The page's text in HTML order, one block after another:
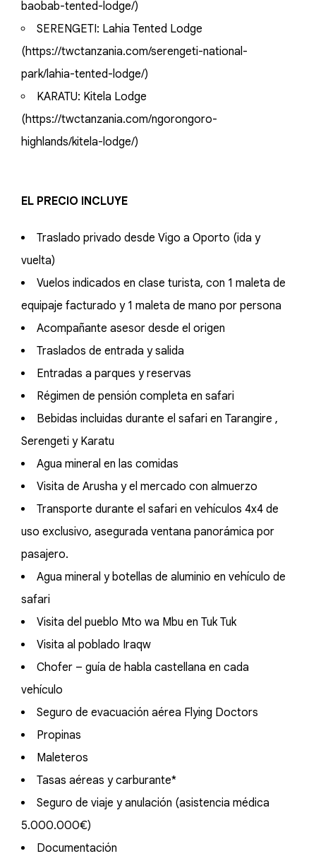
baobab-tented-lodge/)
SERENGETI: Lahia Tented Lodge
(https://twctanzania.com/serengeti-national-
park/lahia-tented-lodge/)
KARATU: Kitela Lodge
(https://twctanzania.com/ngorongoro-
highlands/kitela-lodge/)
EL PRECIO INCLUYE
Traslado privado desde Vigo a Oporto (ida y
vuelta)
Vuelos indicados en clase turista, con 1 maleta de
equipaje facturado y 1 maleta de mano por persona
Acompañante asesor desde el origen
Traslados de entrada y salida
Entradas a parques y reservas
Régimen de pensión completa en safari
Bebidas incluidas durante el safari en Tarangire ,
Serengeti y Karatu
Agua mineral en las comidas
Visita de Arusha y el mercado con almuerzo
Transporte durante el safari en vehículos 4x4 de
uso exclusivo, asegurada ventana panorámica por
pasajero.
Agua mineral y botellas de aluminio en vehículo de
safari
Visita del pueblo Mto wa Mbu en Tuk Tuk
Visita al poblado Iraqw
Chofer – guía de habla castellana en cada
vehículo
Seguro de evacuación aérea Flying Doctors
Propinas
Maleteros
Tasas aéreas y carburante*
Seguro de viaje y anulación (asistencia médica
5.000.000€)
Documentación